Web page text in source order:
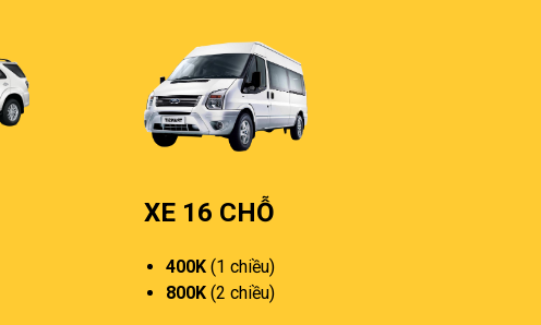
XE 16 CHỖ
400K(1 chiều)
800K(2 chiều)